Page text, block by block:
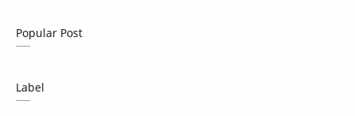
Popular Post
Label